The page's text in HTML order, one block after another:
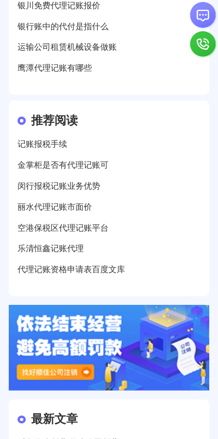
银川免费代理记账报价
银行账中的代付是指什么
运输公司租赁机械设备做账
鹰潭代理记账有哪些
推荐阅读
记账报税手续
金掌柜是否有代理记账可
闵行报税记账业务优势
丽水代理记账市面价
空港保税区代理记账平台
乐清恒鑫记账代理
代理记账资格申请表百度文库
最新文章